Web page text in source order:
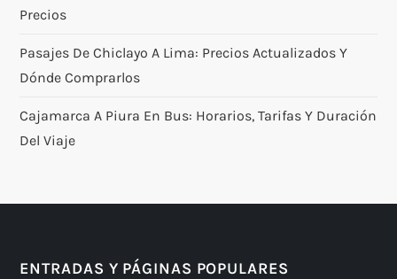
Precios
Pasajes De Chiclayo A Lima: Precios Actualizados Y
Dónde Comprarlos
Cajamarca A Piura En Bus: Horarios, Tarifas Y Duración
Del Viaje
ENTRADAS Y PÁGINAS POPULARES